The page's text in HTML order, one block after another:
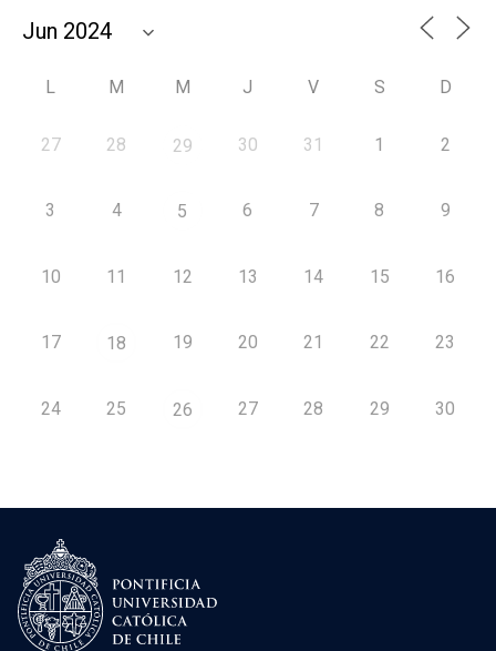
L M M J V S D
27 28 29 30 31 1 2
3 4 5 6 7 8 9
10 11 12 13 14 15 16
17 18 19 20 21 22 23
24 25 26 27 28 29 30